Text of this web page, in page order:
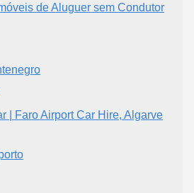
de Aluguer sem Condutor
| Faro Airport Car Hire, Algarve